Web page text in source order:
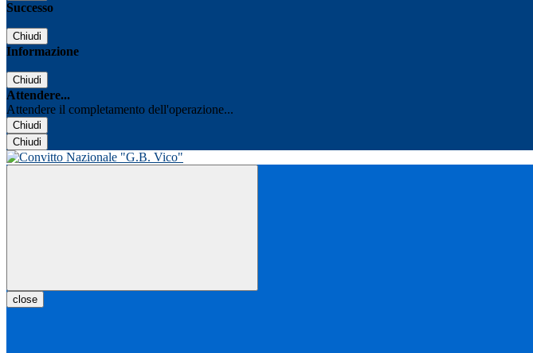
Successo
Chiudi
Informazione
Chiudi
Attendere...
Attendere il completamento dell'operazione...
Chiudi
Chiudi
close